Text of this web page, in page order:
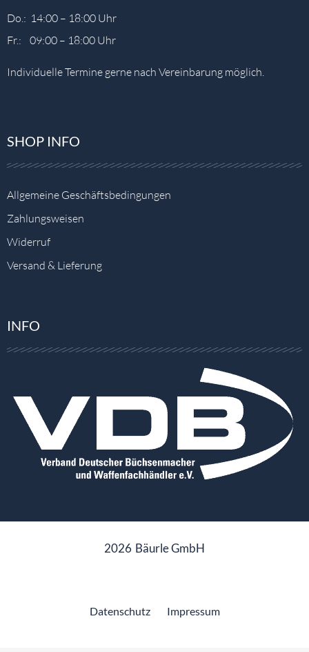
Do.: 14:00 – 18:00 Uhr
Fr.: 09:00 – 18:00 Uhr
Individuelle Termine gerne nach Vereinbarung möglich.
SHOP INFO
Allgemeine Geschäftsbedingungen
Zahlungsweisen
Widerruf
Versand & Lieferung
INFO
2026 Bäurle GmbH
Datenschutz Impressum